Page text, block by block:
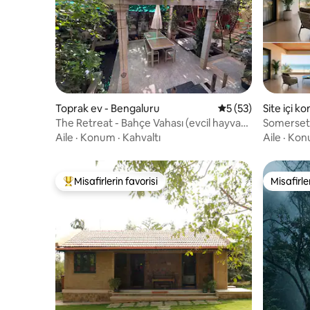
Toprak ev - Bengaluru 5 üzerinden
5 (53)
The Retreat - Bahçe Vahası (evcil hayvan
dostu!)
Aile · Konum · Kahvaltı
Site içi
Somerset
Aile ·
Misafirlerin favorilerinden en beğenilenler arasında
Misafirlerin favorisi